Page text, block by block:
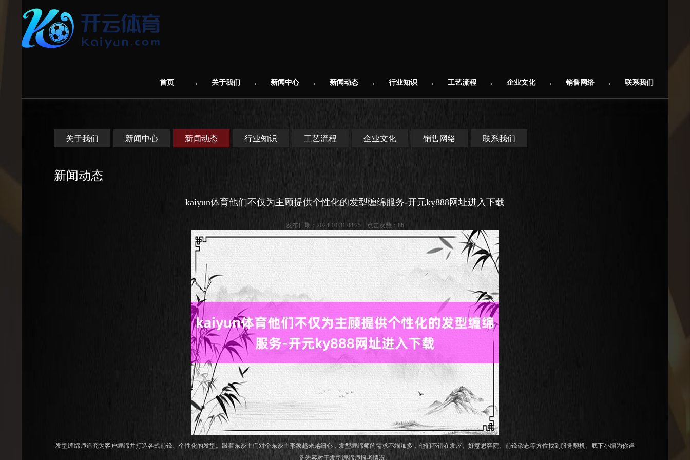
首页 关于我们 新闻中心 新闻动态 行业知识 工艺流程 企业文化 销售网络 联系我们
关于我们 新闻中心 新闻动态 行业知识 工艺流程 企业文化 销售网络 联系我们
新闻动态
kaiyun体育他们不仅为主顾提供个性化的发型缠绵服务-开元ky888网址进入下载
发布日期：2024-10-31 08:25 点击次数：86
发型缠绵师追究为客户缠绵并打造各式前锋、个性化的发型。跟着东谈主们对个东谈主形象越来越细心，发型缠绵师的需求不竭加多，他们不错在发屋、好意思容院、前锋杂志等方位找到服务契机。底下小编为你详
备先容对于发型缠绵师报考情况。